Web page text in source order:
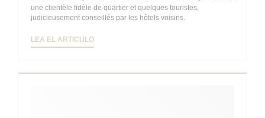
une clientèle fidèle de quartier et quelques touristes,
judicieusement conseillés par les hôtels voisins.
LEA EL ARTICULO((ABRE EN UNA NUEVA VENTANA))